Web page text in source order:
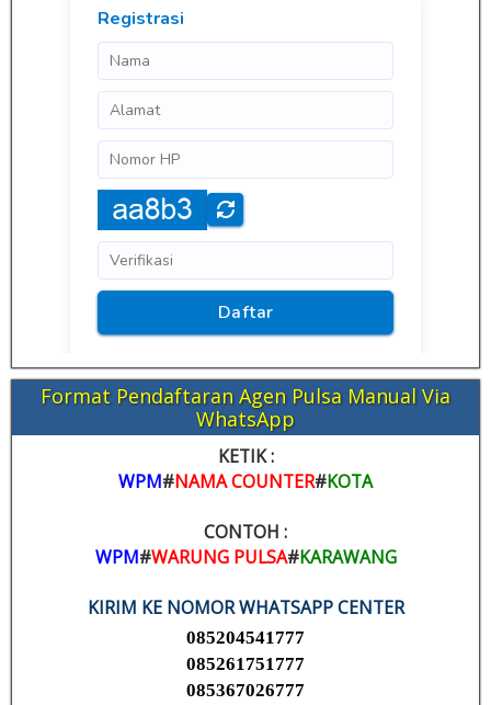
Format Pendaftaran Agen Pulsa Manual Via
WhatsApp
KETIK :
WPM#NAMA COUNTER#KOTA
CONTOH :
WPM#WARUNG PULSA#KARAWANG
KIRIM KE NOMOR WHATSAPP CENTER
085204541777
085261751777
085367026777